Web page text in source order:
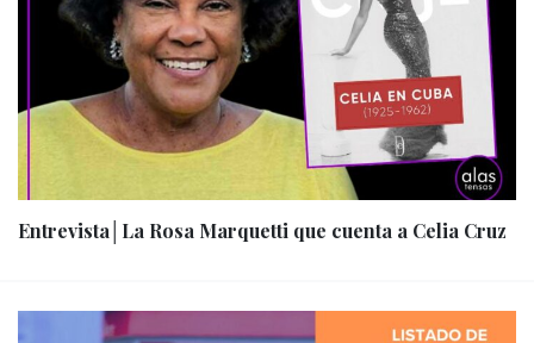
Entrevista│La Rosa Marquetti que cuenta a Celia Cruz